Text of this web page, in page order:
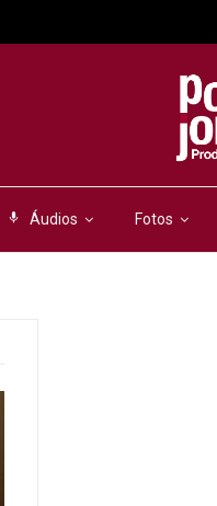
mic Áudios Fotos